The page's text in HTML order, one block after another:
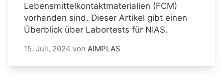
Lebensmittelkontaktmaterialien (FCM)
vorhanden sind. Dieser Artikel gibt einen
Überblick über Labortests für NIAS.
15. Juli, 2024 von AIMPLAS